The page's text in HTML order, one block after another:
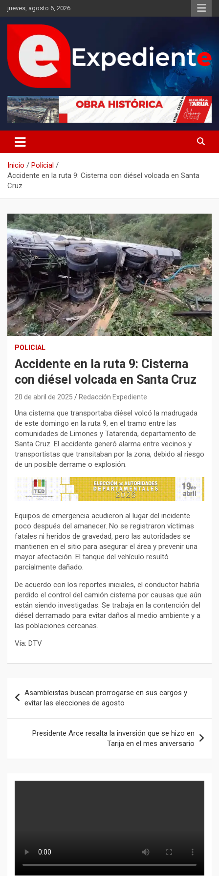
Saltar
al
contenido
jueves, agosto 6, 2026
Expediente
Inicio
Policial
Accidente en la ruta 9: Cisterna con diésel volcada en Santa
Cruz
POLICIAL
Accidente en la ruta 9: Cisterna
con diésel volcada en Santa Cruz
20 de abril de 2025 Redacción Expediente
Una cisterna que transportaba diésel volcó la madrugada
de este domingo en la ruta 9, en el tramo entre las
comunidades de Limones y Tatarenda, departamento de
Santa Cruz. El accidente generó alarma entre vecinos y
transportistas que transitaban por la zona, debido al riesgo
de un posible derrame o explosión.
Equipos de emergencia acudieron al lugar del incidente
poco después del amanecer. No se registraron víctimas
fatales ni heridos de gravedad, pero las autoridades se
mantienen en el sitio para asegurar el área y prevenir una
mayor afectación. El tanque del vehículo resultó
parcialmente dañado.
De acuerdo con los reportes iniciales, el conductor habría
perdido el control del camión cisterna por causas que aún
están siendo investigadas. Se trabaja en la contención del
diésel derramado para evitar daños al medio ambiente y a
las poblaciones cercanas.
Vía: DTV
de
entradas
Asambleistas buscan prorrogarse en sus cargos y
evitar las elecciones de agosto
Presidente Arce resalta la inversión que se hizo en
Tarija en el mes aniversario